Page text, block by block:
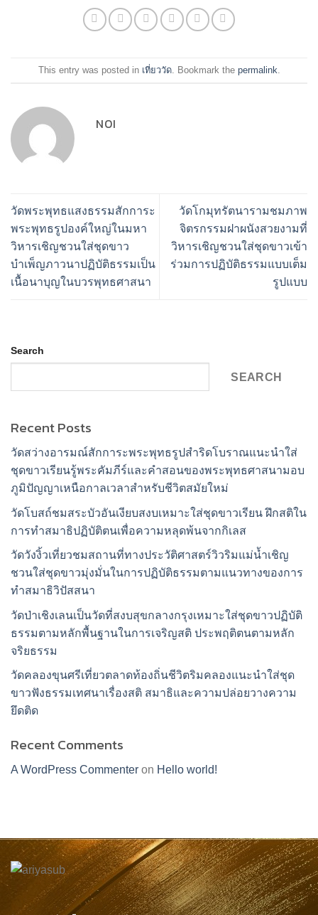
This entry was posted in เที่ยววัด. Bookmark the permalink
NOI
วัดพระพุทธแสงธรรมสักการะ
พระพุทธรูปองค์ใหญ่ในมหา
วิหารเชิญชวนใส่ชุดขาว
บำเพ็ญภาวนาปฏิบัติธรรมเป็น
เนื้อนาบุญในบวรพุทธศาสนา
วัดโกมุทรัตนารามชมภาพ
จิตรกรรมฝาผนังสวยงามที่
วิหารเชิญชวนใส่ชุดขาวเข้า
ร่วมการปฏิบัติธรรมแบบเต็ม
รูปแบบ
Search
SEARCH
Recent Posts
วัดสว่างอารมณ์สักการะพระพุทธรูปสำริดโบราณแนะนำใส่
ชุดขาวเรียนรู้พระคัมภีร์และคำสอนของพระพุทธศาสนามอบ
ภูมิปัญญาเหนือกาลเวลาสำหรับชีวิตสมัยใหม่
วัดโบสถ์ชมสระบัวอันเงียบสงบเหมาะใส่ชุดขาวเรียน ฝึกสติใน
การทำสมาธิปฏิบัติตนเพื่อความหลุดพ้นจากกิเลส
วัดวังงิ้วเที่ยวชมสถานที่ทางประวัติศาสตร์วิวริมแม่น้ำเชิญ
ชวนใส่ชุดขาวมุ่งมั่นในการปฏิบัติธรรมตามแนวทางของการ
ทำสมาธิวิปัสสนา
วัดป่าเชิงเลนเป็นวัดที่สงบสุขกลางกรุงเหมาะใส่ชุดขาวปฏิบัติ
ธรรมตามหลักพื้นฐานในการเจริญสติ ประพฤติตนตามหลัก
จริยธรรม
วัดคลองขุนศรีเที่ยวตลาดท้องถิ่นชีวิตริมคลองแนะนำใส่ชุด
ขาวฟังธรรมเทศนาเรื่องสติ สมาธิและความปล่อยวางความ
ยึดติด
Recent Comments
A WordPress Commenter on Hello world!